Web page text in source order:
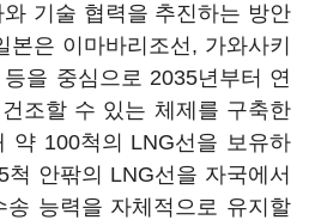
기술 협력을 추진하는 방안
은 이마바리조선, 가와사키
을 중심으로 2035년부터 연
조할 수 있는 체제를 구축한
약 100척의 LNG선을 보유하
안팎의 LNG선을 자국에서
능력을 자체적으로 유지할